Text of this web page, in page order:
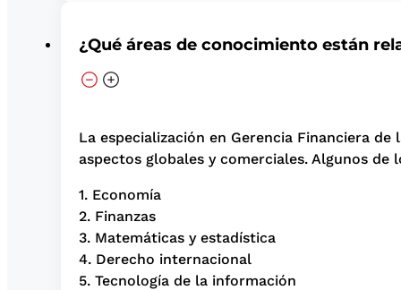
¿Qué áreas de conocimiento están
La especialización en Gerencia Financiera
aspectos globales y comerciales. Algunos
1. Economía
2. Finanzas
3. Matemáticas y estadística
4. Derecho internacional
5. Tecnología de la información